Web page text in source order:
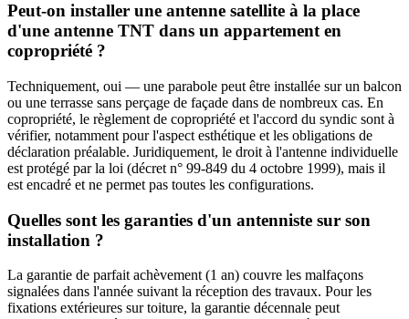
Peut-on installer une antenne satellite à la place
d'une antenne TNT dans un appartement en
copropriété ?
Techniquement, oui — une parabole peut être installée sur un balcon
ou une terrasse sans perçage de façade dans de nombreux cas. En
copropriété, le règlement de copropriété et l'accord du syndic sont à
vérifier, notamment pour l'aspect esthétique et les obligations de
déclaration préalable. Juridiquement, le droit à l'antenne individuelle
est protégé par la loi (décret n° 99-849 du 4 octobre 1999), mais il
est encadré et ne permet pas toutes les configurations.
Quelles sont les garanties d'un antenniste sur son
installation ?
La garantie de parfait achèvement (1 an) couvre les malfaçons
signalées dans l'année suivant la réception des travaux. Pour les
fixations extérieures sur toiture, la garantie décennale peut